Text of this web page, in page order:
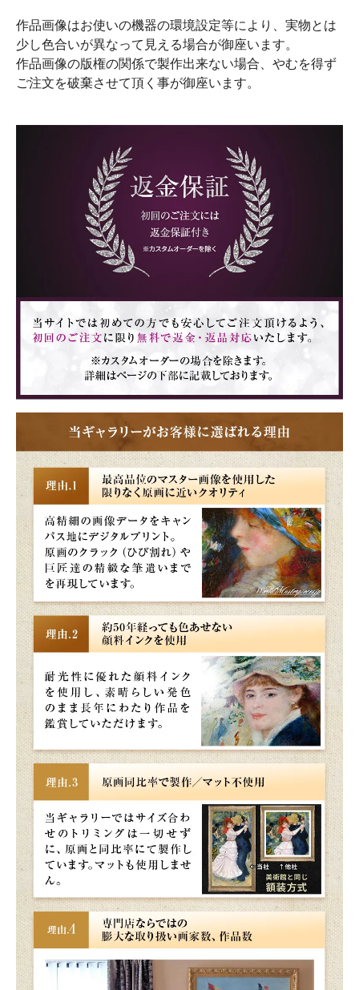
作品画像はお使いの機器の環境設定等により、実物とは
少し色合いが異なって見える場合が御座います。
作品画像の版権の関係で製作出来ない場合、やむを得ず
ご注文を破棄させて頂く事が御座います。